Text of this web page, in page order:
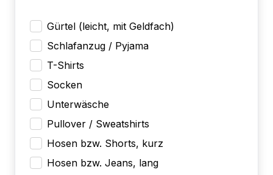
Gürtel (leicht, mit Geldfach)
Schlafanzug / Pyjama
T-Shirts
Socken
Unterwäsche
Pullover / Sweatshirts
Hosen bzw. Shorts, kurz
Hosen bzw. Jeans, lang